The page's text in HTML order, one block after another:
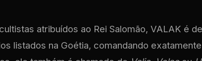
atribuídos ao Rei Salomão, VALAK é
listados na Goétia, comandando exatamente